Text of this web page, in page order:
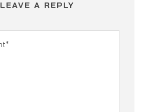
LEAVE A REPLY